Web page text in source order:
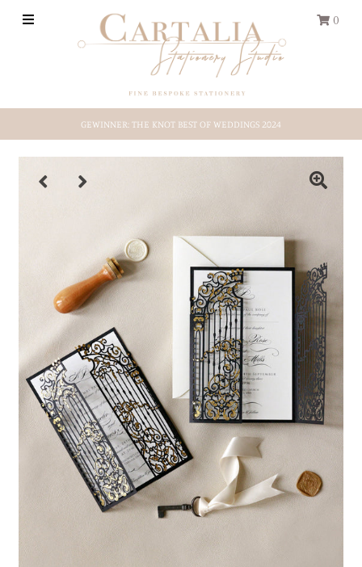
HOCHZEITS-PAPETERIE
REISEPASS
Save-the-Date
ÜBER UNS
EINLOGGEN/REGISTRIEREN
Mein Einkaufswagen
0
GEWINNER: THE KNOT BEST OF WEDDINGS 2024
Wiedergabe